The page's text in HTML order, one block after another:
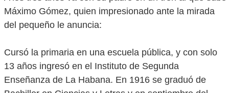
Máximo Gómez, quien impresionado ante la mirada
del pequeño le anuncia:
Cursó la primaria en una escuela pública, y con solo
13 años ingresó en el Instituto de Segunda
Enseñanza de La Habana. En 1916 se graduó de